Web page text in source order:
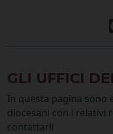
GLI UFFICI
In questa pagina sono
diocesani con i relativi
contattarli